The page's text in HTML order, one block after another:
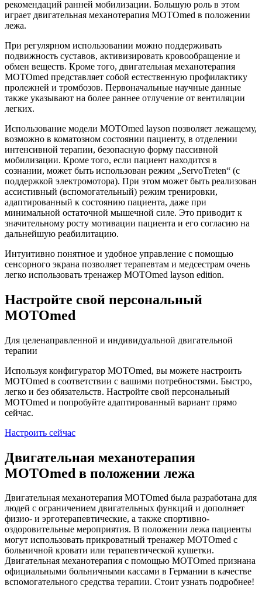
рекомендаций ранней мобилизации. Большую роль в этом
играет двигательная механотерапия MOTOmed в положении
лежа.
При регулярном использовании можно поддерживать
подвижность суставов, активизировать кровообращение и
обмен веществ. Кроме того, двигательная механотерапия
MOTOmed представляет собой естественную профилактику
пролежней и тромбозов. Первоначальные научные данные
также указывают на более раннее отлучение от вентиляции
легких.
Использование модели MOTOmed layson позволяет лежащему,
возможно в коматозном состоянии пациенту, в отделении
интенсивной терапии, безопасную форму пассивной
мобилизации. Кроме того, если пациент находится в
сознании, может быть использован режим „ServoTreten“ (с
поддержкой электромотора). При этом может быть реализован
ассистивный (вспомогательный) режим тренировки,
адаптированный к состоянию пациента, даже при
минимальной остаточной мышечной силе. Это приводит к
значительному росту мотивации пациента и его согласию на
дальнейшую реабилитацию.
Интуитивно понятное и удобное управление с помощью
сенсорного экрана позволяет терапевтам и медсестрам очень
легко использовать тренажер MOTOmed layson edition.
Настройте свой персональный
MOTOmed
Для целенаправленной и индивидуальной двигательной
терапии
Используя конфигуратор MOTOmed, вы можете настроить
MOTOmed в соответствии с вашими потребностями. Быстро,
легко и без обязательств. Настройте свой персональный
MOTOmed и попробуйте адаптированный вариант прямо
сейчас.
Настроить сейчас
Двигательная механотерапия
MOTOmed в положении лежа
Двигательная механотерапия MOTOmed была разработана для
людей с ограничением двигательных функций и дополняет
физио- и эрготерапевтические, а также спортивно-
оздоровительные мероприятия. В положении лежа пациенты
могут использовать прикроватный тренажер MOTOmed с
больничной кровати или терапевтической кушетки.
Двигательная механотерапия с помощью MOTOmed признана
официальными больничными кассами в Германии в качестве
вспомогательного средства терапии. Стоит узнать подробнее!